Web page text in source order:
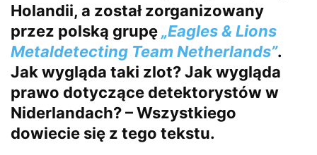
Holandii, a został zorganizowany
przez polską grupę„Eagles & Lions
Metaldetecting Team Netherlands”.
Jak wygląda taki zlot? Jak wygląda
prawo dotyczące detektorystów w
Niderlandach? – Wszystkiego
dowiecie się z tego tekstu.